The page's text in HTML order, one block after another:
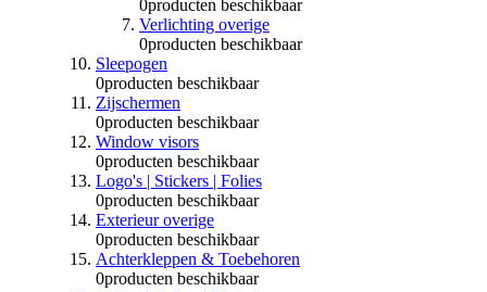
0producten beschikbaar
Verlichting overige
0producten beschikbaar
Sleepogen
0producten beschikbaar
Zijschermen
0producten beschikbaar
Window visors
0producten beschikbaar
Logo's | Stickers | Folies
0producten beschikbaar
Exterieur overige
0producten beschikbaar
Achterkleppen & Toebehoren
0producten beschikbaar